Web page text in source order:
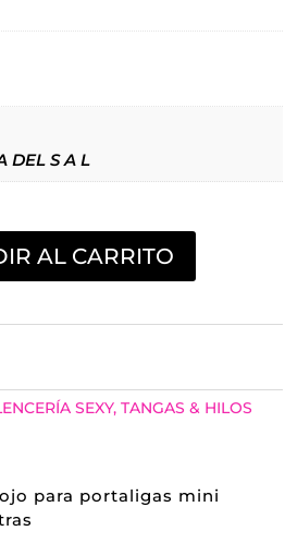
DEL S A L
AL CARRITO
SEXY, TANGAS & HILOS
para portaligas mini